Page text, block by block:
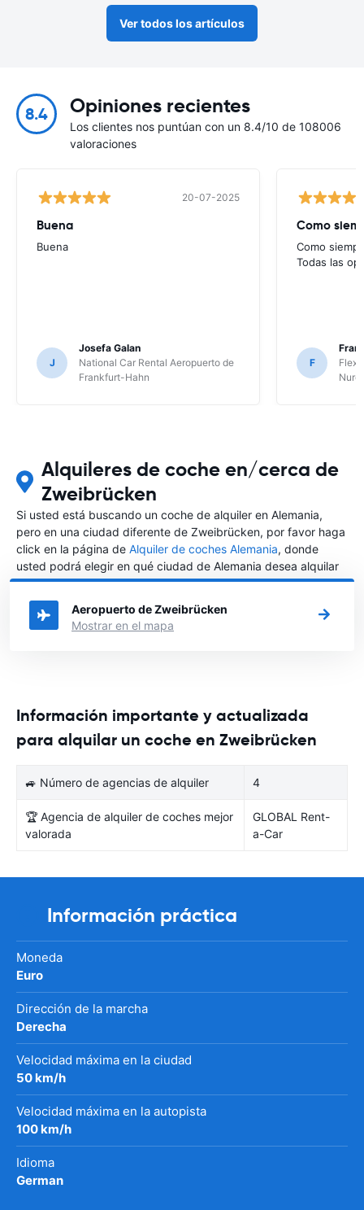
Ver todos los artículos
8.4 Opiniones recientes
Los clientes nos puntúan con un 8.4/10 de 108006
valoraciones
20-07-2025
Buena
Buena
J
Josefa Galan
National Car Rental Aeropuerto de
Frankfurt-Hahn
Como
Como
Todas las
F
Flex
Alquileres de coche en/cerca de
Zweibrücken
Si usted está buscando un coche de alquiler en Alemania,
pero en una ciudad diferente de Zweibrücken, por favor haga
click en la página de Alquiler de coches Alemania, donde
usted podrá elegir en qué ciudad de Alemania desea alquilar
un coche.
Aeropuerto de Zweibrücken
Mostrar en el mapa
Información importante y actualizada
para alquilar un coche en Zweibrücken
🚙 Número de agencias de alquiler 4
🏆 Agencia de alquiler de coches mejor
valorada
GLOBAL Rent-
a-Car
Información práctica
Moneda
Euro
Dirección de la marcha
Derecha
Velocidad máxima en la ciudad
50 km/h
Velocidad máxima en la autopista
100 km/h
Idioma
German